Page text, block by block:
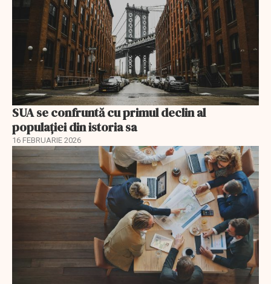
SUA se confruntă cu primul declin al
populației din istoria sa
16 FEBRUARIE 2026